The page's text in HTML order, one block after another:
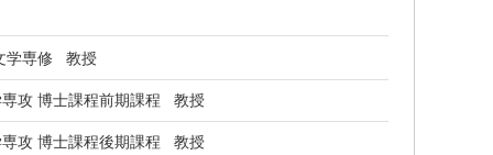
学専修 教授
攻 博士課程前期課程 教授
攻 博士課程後期課程 教授